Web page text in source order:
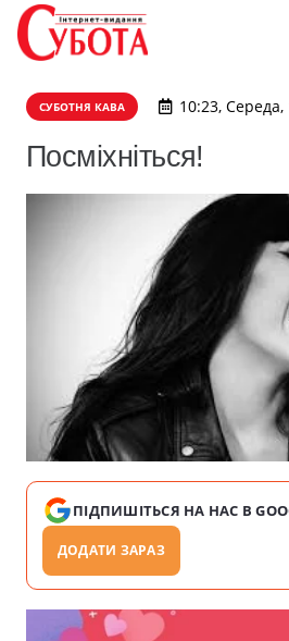
СУБОТНЯ КАВА 10:23, Середа,
Посміхніться!
ПІДПИШІТЬСЯ НА НАС В
ДОДАТИ ЗАРАЗ